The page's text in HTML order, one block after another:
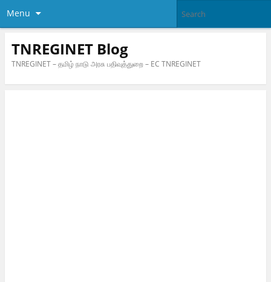
Menu
TNREGINET Blog
TNREGINET – தமிழ் நாடு அரசு பதிவுத்துறை – EC TNREGINET